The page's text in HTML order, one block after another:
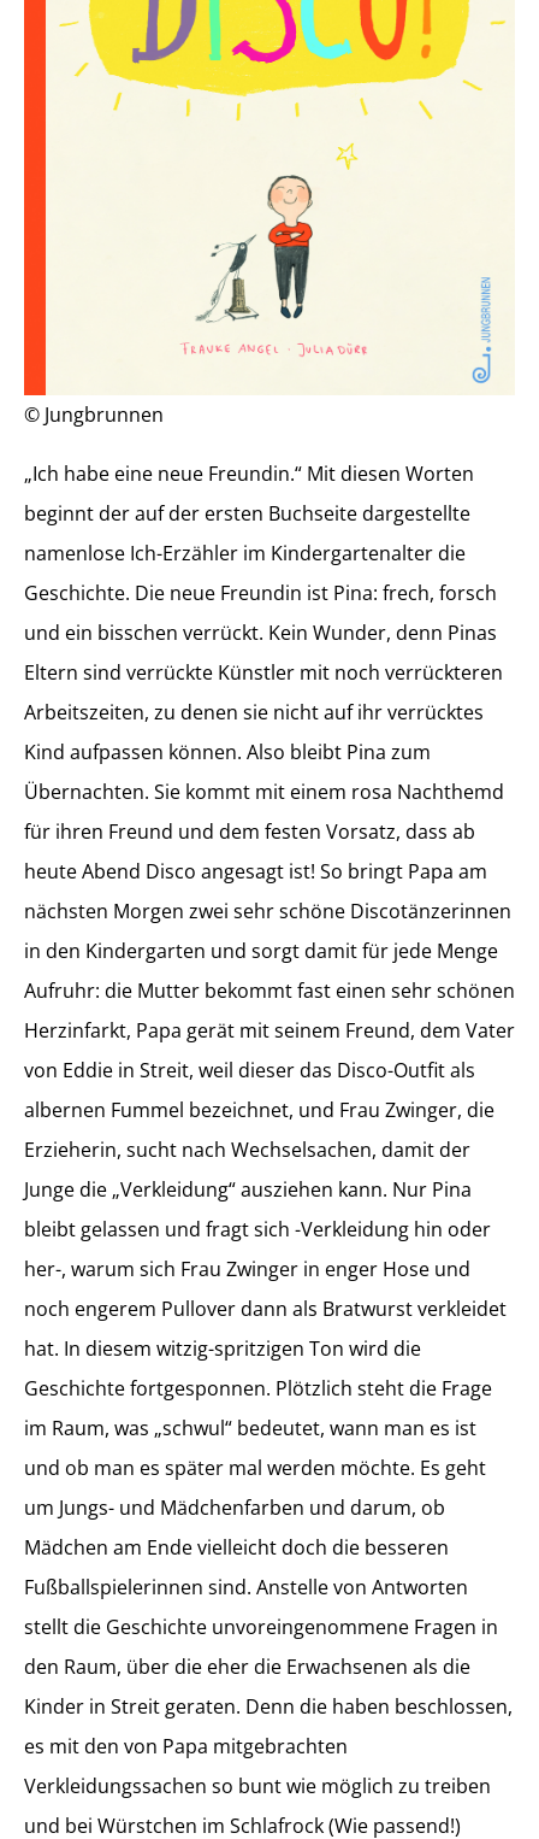
© Jungbrunnen
„Ich habe eine neue Freundin.“ Mit diesen Worten
beginnt der auf der ersten Buchseite dargestellte
namenlose Ich-Erzähler im Kindergartenalter die
Geschichte. Die neue Freundin ist Pina: frech, forsch
und ein bisschen verrückt. Kein Wunder, denn Pinas
Eltern sind verrückte Künstler mit noch verrückteren
Arbeitszeiten, zu denen sie nicht auf ihr verrücktes
Kind aufpassen können. Also bleibt Pina zum
Übernachten. Sie kommt mit einem rosa Nachthemd
für ihren Freund und dem festen Vorsatz, dass ab
heute Abend Disco angesagt ist! So bringt Papa am
nächsten Morgen zwei sehr schöne Discotänzerinnen
in den Kindergarten und sorgt damit für jede Menge
Aufruhr: die Mutter bekommt fast einen sehr schönen
Herzinfarkt, Papa gerät mit seinem Freund, dem Vater
von Eddie in Streit, weil dieser das Disco-Outfit als
albernen Fummel bezeichnet, und Frau Zwinger, die
Erzieherin, sucht nach Wechselsachen, damit der
Junge die „Verkleidung“ ausziehen kann. Nur Pina
bleibt gelassen und fragt sich -Verkleidung hin oder
her-, warum sich Frau Zwinger in enger Hose und
noch engerem Pullover dann als Bratwurst verkleidet
hat. In diesem witzig-spritzigen Ton wird die
Geschichte fortgesponnen. Plötzlich steht die Frage
im Raum, was „schwul“ bedeutet, wann man es ist
und ob man es später mal werden möchte. Es geht
um Jungs- und Mädchenfarben und darum, ob
Mädchen am Ende vielleicht doch die besseren
Fußballspielerinnen sind. Anstelle von Antworten
stellt die Geschichte unvoreingenommene Fragen in
den Raum, über die eher die Erwachsenen als die
Kinder in Streit geraten. Denn die haben beschlossen,
es mit den von Papa mitgebrachten
Verkleidungssachen so bunt wie möglich zu treiben
und bei Würstchen im Schlafrock (Wie passend!)